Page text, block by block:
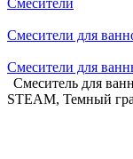
Смесители
Смесители для
Смесители для
Смеситель для
STEAM, Темный